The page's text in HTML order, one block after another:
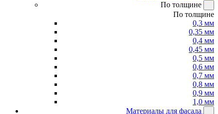
По толщине
По толщине
0,3 мм
0,35 мм
0,4 мм
0,45 мм
0,5 мм
0,6 мм
0,7 мм
0,8 мм
0,9 мм
1,0 мм
Материалы для фасада